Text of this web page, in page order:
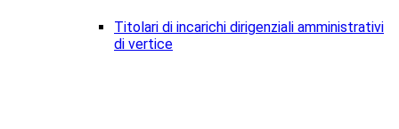
Titolari di incarichi dirigenziali amministrativi
di vertice